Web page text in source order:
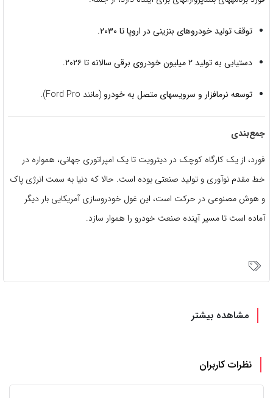
توقف تولید خودروهای بنزینی در اروپا تا ۲۰۳۰ .
دستیابی به تولید ۲ میلیون خودروی برقی سالانه تا ۲۰۲۶ .
توسعه نرمافزار و سرویسهای متصل به خودرو (مانند Ford Pro).
جمع‌بندی
فورد، از یک کارگاه کوچک در دیترویت تا یک امپراتوری جهانی، همواره در
خط مقدم نوآوری و تولید صنعتی بوده است. حالا که دنیا به سمت انرژی پاک
و هوش مصنوعی در حرکت است، این غول خودروسازی آمریکایی بار دیگر
آماده است تا مسیر آینده صنعت خودرو را هموار سازد.
مشاهده بیشتر
نظرات کاربران